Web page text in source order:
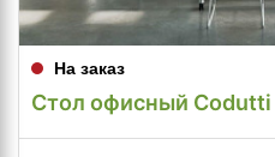
На заказ
Стол офисный Codutti